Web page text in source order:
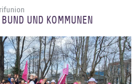
UND KOMMUNEN